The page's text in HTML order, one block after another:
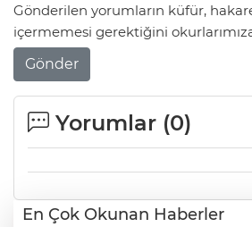
Gönderilen yorumların küfür,
içermemesi gerektiğini
Gönder
Yorumlar (0)
En Çok Okunan Haberler